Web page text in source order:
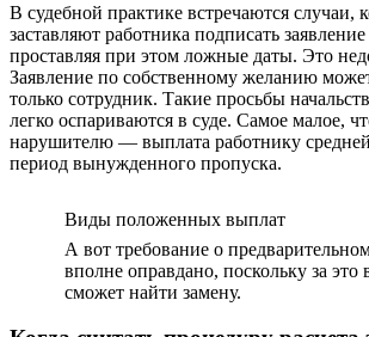
В судебной практике встречаются случаи,
заставляют работника подписать
проставляя при этом ложные даты. Это
Заявление по собственному желанию
только сотрудник. Такие просьбы
легко оспариваются в суде. Самое малое,
нарушителю — выплата работнику средней
период вынужденного пропуска.
Виды положенных выплат
А вот требование о
вполне оправдано, поскольку за это
сможет найти замену.